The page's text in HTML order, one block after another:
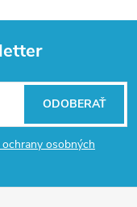
osobných
ODOBERAŤ